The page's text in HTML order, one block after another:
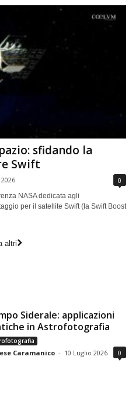
sfidando la
Swift
0
NASA dedicata agli
per il satellite Swift (la Swift Boost
altri
Siderale: applicazioni
in Astrofotografia
Caramanico - 10 Luglio 2026 0